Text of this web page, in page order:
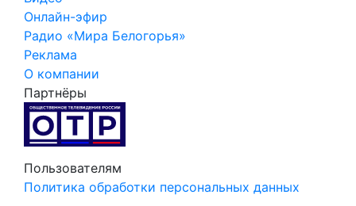
Онлайн-эфир
Радио «Мира Белогорья»
Реклама
О компании
Партнёры
Пользователям
Политика обработки персональных данных